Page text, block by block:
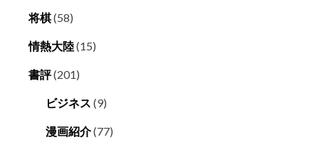
将棋(58)
情熱大陸(15)
書評(201)
ビジネス (9)
漫画紹介(77)